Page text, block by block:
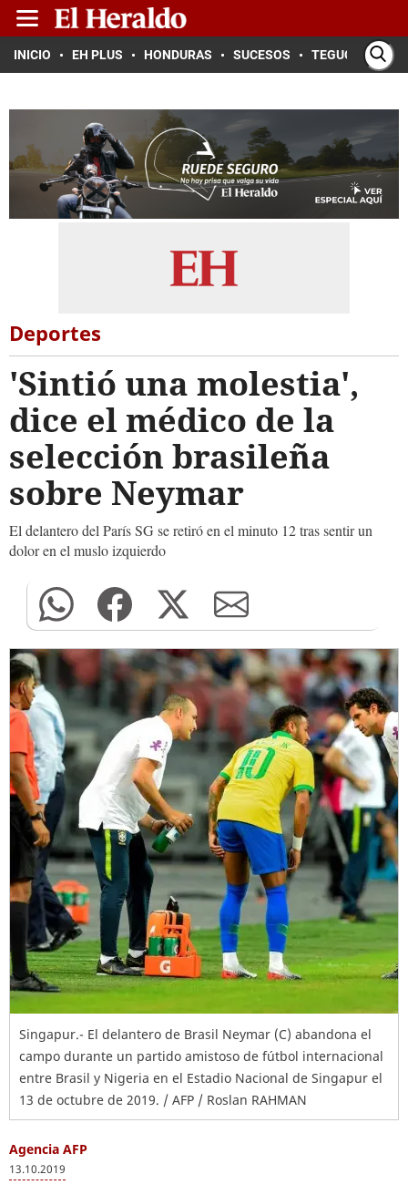
INICIO EH PLUS HONDURAS SUCESOS TEGUCIGALPA
Deportes
'Sintió una molestia',
dice el médico de la
selección brasileña
sobre Neymar
El delantero del París SG se retiró en el minuto 12 tras sentir un
dolor en el muslo izquierdo
Singapur.- El delantero de Brasil Neymar (C) abandona el
campo durante un partido amistoso de fútbol internacional
entre Brasil y Nigeria en el Estadio Nacional de Singapur el
13 de octubre de 2019. / AFP / Roslan RAHMAN
Agencia AFP
13.10.2019